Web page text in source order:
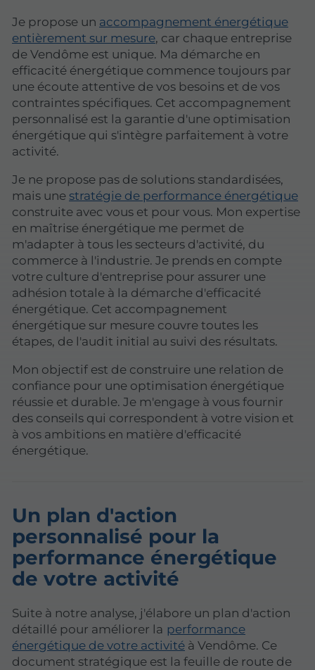
Je propose un accompagnement énergétique
entièrement sur mesure, car chaque entreprise
de Vendôme est unique. Ma démarche en
efficacité énergétique commence toujours par
une écoute attentive de vos besoins et de vos
contraintes spécifiques. Cet accompagnement
personnalisé est la garantie d'une optimisation
énergétique qui s'intègre parfaitement à votre
activité.
Je ne propose pas de solutions standardisées,
mais une stratégie de performance énergétique
construite avec vous et pour vous. Mon expertise
en maîtrise énergétique me permet de
m'adapter à tous les secteurs d'activité, du
commerce à l'industrie. Je prends en compte
votre culture d'entreprise pour assurer une
adhésion totale à la démarche d'efficacité
énergétique. Cet accompagnement
énergétique sur mesure couvre toutes les
étapes, de l'audit initial au suivi des résultats.
Mon objectif est de construire une relation de
confiance pour une optimisation énergétique
réussie et durable. Je m'engage à vous fournir
des conseils qui correspondent à votre vision et
à vos ambitions en matière d'efficacité
énergétique.
Un plan d'action
personnalisé pour la
performance énergétique
de votre activité
Suite à notre analyse, j'élabore un plan d'action
détaillé pour améliorer la performance
énergétique de votre activité à Vendôme. Ce
document stratégique est la feuille de route de